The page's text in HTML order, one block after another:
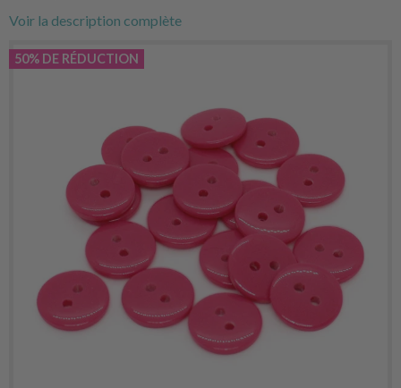
Voir la description complète
50% DE RÉDUCTION